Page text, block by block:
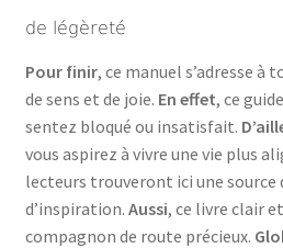
de légèreté
Pour finir, ce manuel s’adresse à
de sens et de joie. En effet, ce
sentez bloqué ou insatisfait.
vous aspirez à vivre une vie plus
lecteurs trouveront ici une
d’inspiration. Aussi, ce livre clair
compagnon de route précieux.